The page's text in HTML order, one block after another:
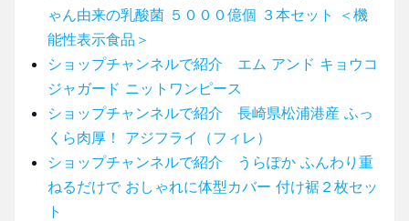
ゃん由来の乳酸菌 ５０００億個 ３本セット ＜機
能性表示食品＞
ショップチャンネルで紹介 エム アンド キョウコ
ジャガード ニットワンピース
ショップチャンネルで紹介 長崎県松浦港産 ふっ
くら肉厚！ アジフライ（フィレ）
ショップチャンネルで紹介 うらぽか ふんわり重
ねるだけで おしゃれに体型カバー 付け裾２枚セッ
ト